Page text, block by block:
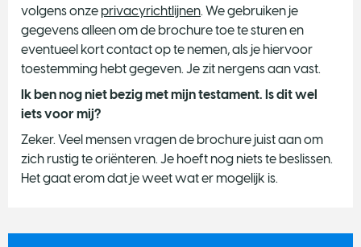
volgens onze privacyrichtlijnen. We gebruiken je
gegevens alleen om de brochure toe te sturen en
eventueel kort contact op te nemen, als je hiervoor
toestemming hebt gegeven. Je zit nergens aan vast.
Ik ben nog niet bezig met mijn testament. Is dit wel
iets voor mij?
Zeker. Veel mensen vragen de brochure juist aan om
zich rustig te oriënteren. Je hoeft nog niets te beslissen.
Het gaat erom dat je weet wat er mogelijk is.